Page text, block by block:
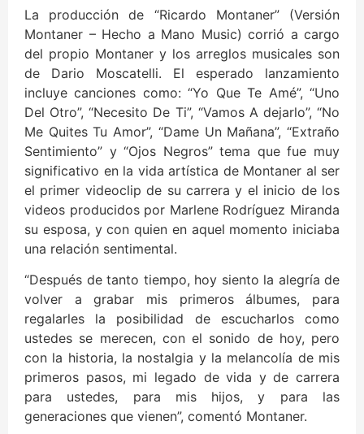
La producción de “Ricardo Montaner” (Versión
Montaner – Hecho a Mano Music) corrió a cargo
del propio Montaner y los arreglos musicales son
de Dario Moscatelli. El esperado lanzamiento
incluye canciones como: “Yo Que Te Amé”, “Uno
Del Otro”, “Necesito De Ti”, “Vamos A dejarlo”, “No
Me Quites Tu Amor”, “Dame Un Mañana”, “Extraño
Sentimiento” y “Ojos Negros” tema que fue muy
significativo en la vida artística de Montaner al ser
el primer videoclip de su carrera y el inicio de los
videos producidos por Marlene Rodríguez Miranda
su esposa, y con quien en aquel momento iniciaba
una relación sentimental.
“Después de tanto tiempo, hoy siento la alegría de
volver a grabar mis primeros álbumes, para
regalarles la posibilidad de escucharlos como
ustedes se merecen, con el sonido de hoy, pero
con la historia, la nostalgia y la melancolía de mis
primeros pasos, mi legado de vida y de carrera
para ustedes, para mis hijos, y para las
generaciones que vienen”, comentó Montaner.